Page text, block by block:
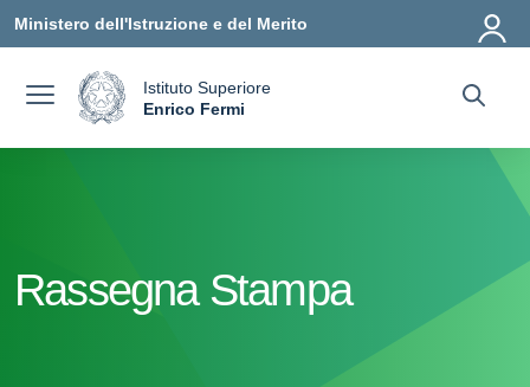
Ministero dell'Istruzione e del Merito
Istituto Superiore
Enrico Fermi
Rassegna Stampa